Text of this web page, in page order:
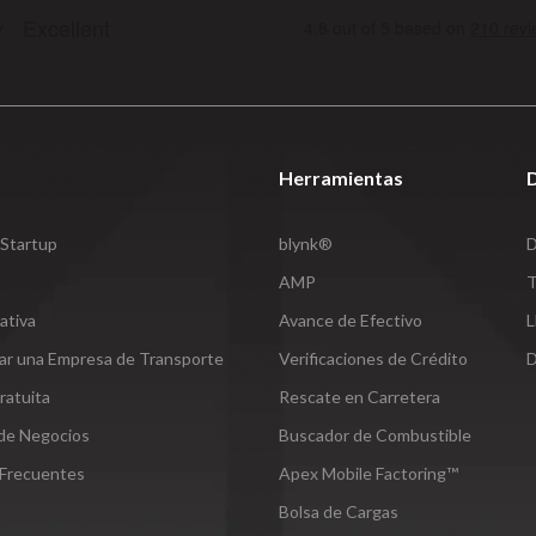
una Empresa de Transporte
Negocios
Herramientas
blynk®
AMP
Avance de Efectivo
Verificaciones de Crédito
Rescate en Carretera
Buscador de Combustible
Apex Mobile Factoring™
Bolsa de Cargas